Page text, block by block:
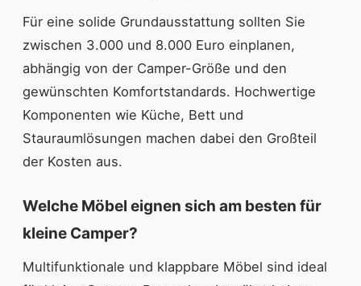
Für eine solide Grundausstattung sollten Sie
zwischen 3.000 und 8.000 Euro einplanen,
abhängig von der Camper-Größe und den
gewünschten Komfortstandards. Hochwertige
Komponenten wie Küche, Bett und
Stauraumlösungen machen dabei den Großteil
der Kosten aus.
Welche Möbel eignen sich am besten für
kleine Camper?
Multifunktionale und klappbare Möbel sind ideal